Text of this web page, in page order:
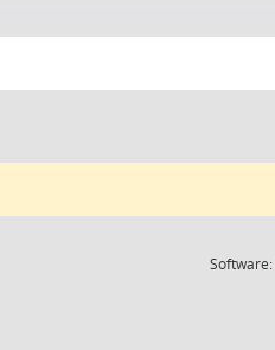
Software: